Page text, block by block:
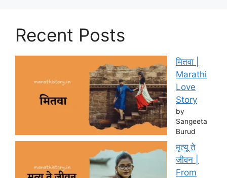
Recent Posts
मितवा |
Marathi
Love
Story
by
Sangeeta
Burud
मृत्यू ते
जीवन |
From